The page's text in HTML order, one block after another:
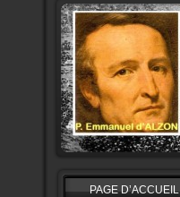
PAGE D’ACCUEIL